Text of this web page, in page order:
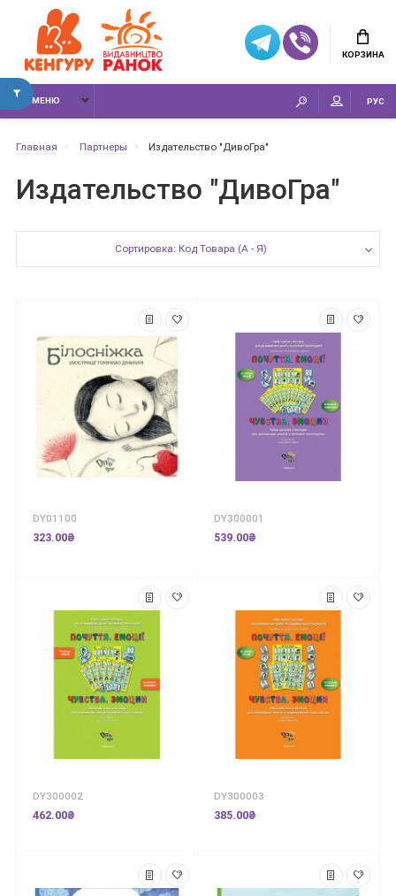
КОРЗИНА
МЕНЮ РУС
Главная Партнеры Издательство "ДивоГра"
Издательство "ДивоГра"
Сортировка: Код Товара (А - Я)
DY01100
323.00₴
DY300001
539.00₴
DY300002
462.00₴
DY300003
385.00₴